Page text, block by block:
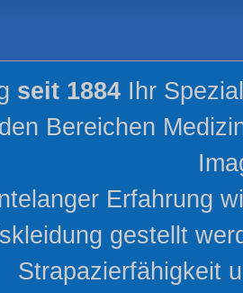
seit 1884 Ihr
Bereichen
Erfahrung
gestellt
Strapazierfähigkeit